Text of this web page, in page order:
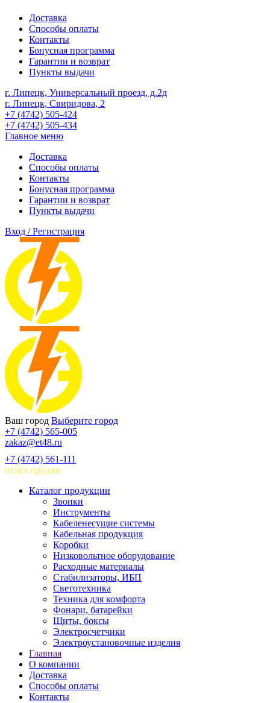
Доставка
Способы оплаты
Контакты
Бонусная программа
Гарантии и возврат
Пункты выдачи
г. Липецк, Универсальный проезд, д.2д
г. Липецк, Свиридова, 2
+7 (4742) 505-424
+7 (4742) 505-434
Главное меню
Доставка
Способы оплаты
Контакты
Бонусная программа
Гарантии и возврат
Пункты выдачи
Вход / Регистрация
Ваш город Выберите город
+7 (4742) 565-005
zakaz@et48.ru
+7 (4742) 561-111
отдел продаж
Каталог продукции
Звонки
Инструменты
Кабеленесущие системы
Кабельная продукция
Коробки
Низковольтное оборудование
Расходные материалы
Стабилизаторы, ИБП
Светотехника
Техника для комфорта
Фонари, батарейки
Щиты, боксы
Электросчетчики
Электроустановочные изделия
Главная
О компании
Доставка
Способы оплаты
Контакты